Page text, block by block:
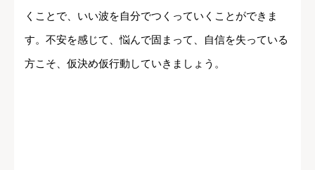
くことで、いい波を自分でつくっていくことができま
す。不安を感じて、悩んで固まって、自信を失っている
方こそ、仮決め仮行動していきましょう。